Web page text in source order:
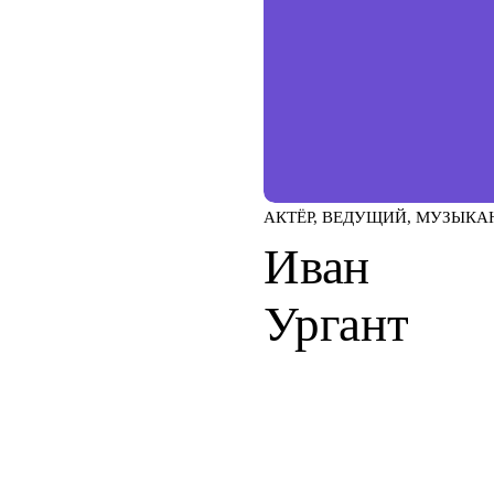
АКТЁР, ВЕДУЩИЙ,
Иван
Ургант